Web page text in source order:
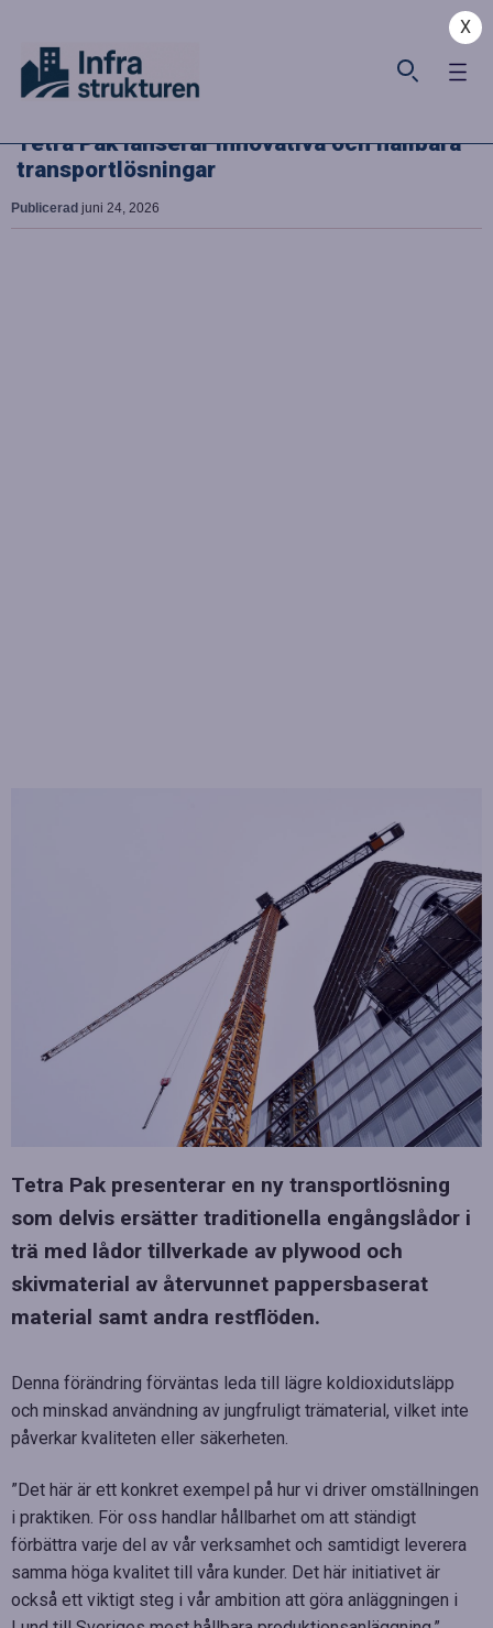
X
Tetra Pak lanserar innovativa och hållbara
transportlösningar
Publicerad juni 24, 2026
Tetra Pak presenterar en ny transportlösning
som delvis ersätter traditionella engångslådor i
trä med lådor tillverkade av plywood och
skivmaterial av återvunnet pappersbaserat
material samt andra restflöden.
Denna förändring förväntas leda till lägre koldioxidutsläpp
och minskad användning av jungfruligt trämaterial, vilket inte
påverkar kvaliteten eller säkerheten.
”Det här är ett konkret exempel på hur vi driver omställningen
i praktiken. För oss handlar hållbarhet om att ständigt
förbättra varje del av vår verksamhet och samtidigt leverera
samma höga kvalitet till våra kunder. Det här initiativet är
också ett viktigt steg i vår ambition att göra anläggningen i